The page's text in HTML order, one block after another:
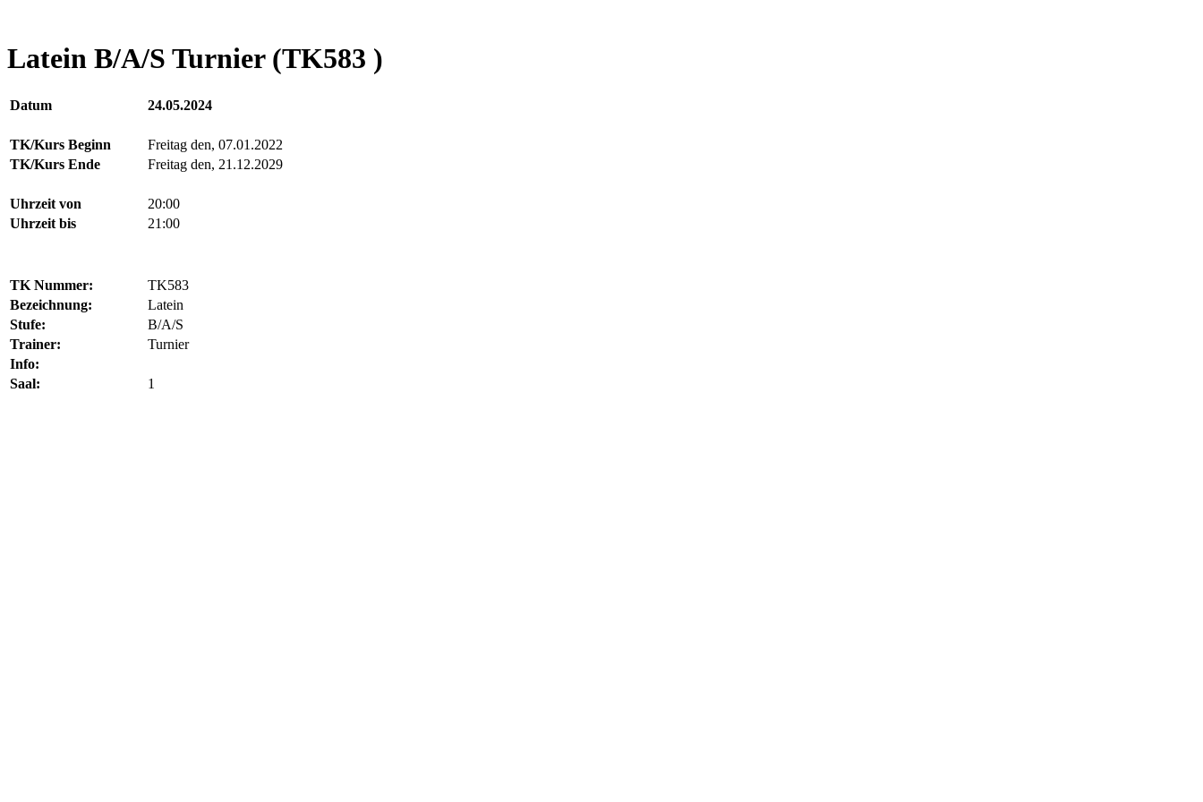
Latein B/A/S Turnier (TK583 )
Datum 24.05.2024
TK/Kurs Beginn
Freitag den, 07.01.2022
TK/Kurs Ende
Freitag den, 21.12.2029
Uhrzeit von
20:00
Uhrzeit bis
21:00
TK Nummer:
TK583
Bezeichnung:
Latein
Stufe:
B/A/S
Trainer:
Turnier
Info:
Saal:
1